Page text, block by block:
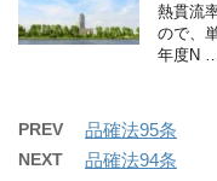
熱貫流
ので、
年度N …
PREV 品確法95条
NEXT 品確法94条